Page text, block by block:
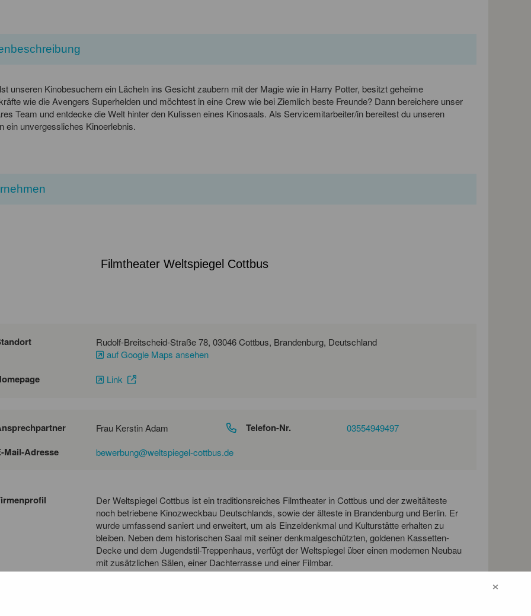
unseren Kinobesuchern ein Lächeln ins Gesicht zaubern mit der Magie wie in Harry Potter, besitzt geheime
wie die Avengers Superhelden und möchtest in eine Crew wie bei Ziemlich beste Freunde? Dann bereichere unser
Team und entdecke die Welt hinter den Kulissen eines Kinosaals. Als Servicemitarbeiter/in bereitest du unseren
ein unvergessliches Kinoerlebnis.
Filmtheater Weltspiegel Cottbus
Rudolf-Breitscheid-Straße 78, 03046 Cottbus, Brandenburg, Deutschland
auf Google Maps ansehen
Link
Frau Kerstin Adam Telefon-Nr. 03554949497
Mail-Adresse bewerbung@weltspiegel-cottbus.de
Der Weltspiegel Cottbus ist ein traditionsreiches Filmtheater in Cottbus und der zweitälteste
noch betriebene Kinozweckbau Deutschlands, sowie der älteste in Brandenburg und Berlin. Er
wurde umfassend saniert und erweitert, um als Einzeldenkmal und Kulturstätte erhalten zu
bleiben. Neben dem historischen Saal mit seiner denkmalgeschützten, goldenen Kassetten-
Decke und dem Jugendstil-Treppenhaus, verfügt der Weltspiegel über einen modernen Neubau
mit zusätzlichen Sälen, einer Dachterrasse und einer Filmbar.
×